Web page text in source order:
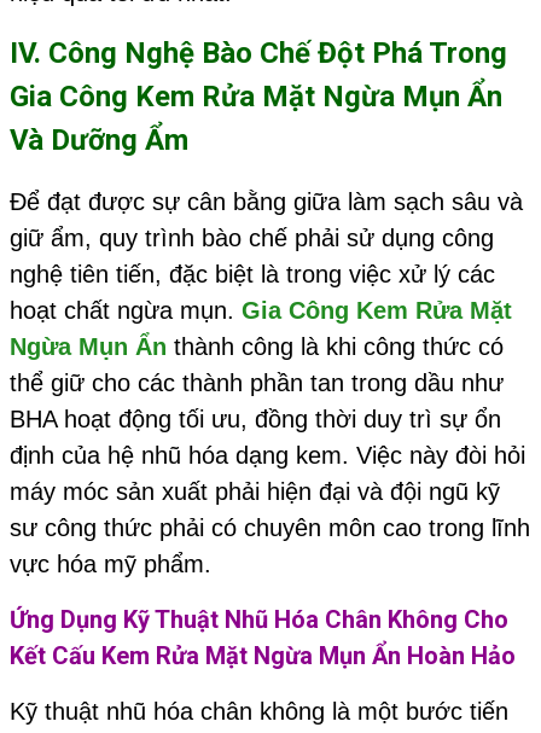
IV. Công Nghệ Bào Chế Đột Phá Trong
Gia Công Kem Rửa Mặt Ngừa Mụn Ẩn
Và Dưỡng Ẩm
Để đạt được sự cân bằng giữa làm sạch sâu và
giữ ẩm, quy trình bào chế phải sử dụng công
nghệ tiên tiến, đặc biệt là trong việc xử lý các
hoạt chất ngừa mụn. Gia Công Kem Rửa Mặt
Ngừa Mụn Ẩn thành công là khi công thức có
thể giữ cho các thành phần tan trong dầu như
BHA hoạt động tối ưu, đồng thời duy trì sự ổn
định của hệ nhũ hóa dạng kem. Việc này đòi hỏi
máy móc sản xuất phải hiện đại và đội ngũ kỹ
sư công thức phải có chuyên môn cao trong lĩnh
vực hóa mỹ phẩm.
Ứng Dụng Kỹ Thuật Nhũ Hóa Chân Không Cho
Kết Cấu Kem Rửa Mặt Ngừa Mụn Ẩn Hoàn Hảo
Kỹ thuật nhũ hóa chân không là một bước tiến